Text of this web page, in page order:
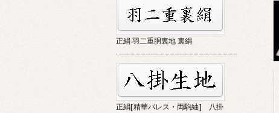
正絹 羽二重胴裏地 裏絹
正絹[精華パレス・両駒紬] 八掛